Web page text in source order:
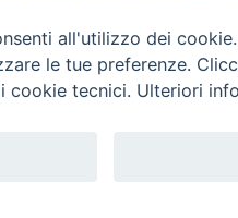
Trentina Editrice
all'utilizzo dei
le tue preferenze.
cookie tecnici. Ulteriori